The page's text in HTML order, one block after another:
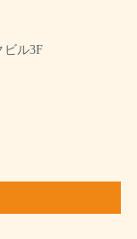
ビル3F